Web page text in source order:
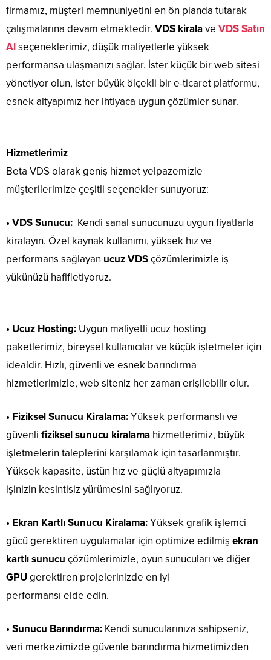
firmamız, müşteri memnuniyetini en ön planda tutarak
çalışmalarına devam etmektedir. VDS kiralave VDS Satın
Alseçeneklerimiz, düşük maliyetlerle yüksek
performansa ulaşmanızı sağlar. İster küçük bir web sitesi
yönetiyor olun, ister büyük ölçekli bir e-ticaret platformu,
esnek altyapımız her ihtiyaca uygun çözümler sunar.
Hizmetlerimiz
Beta VDS olarak geniş hizmet yelpazemizle
müşterilerimize çeşitli seçenekler sunuyoruz:
• VDS Sunucu: Kendi sanal sunucunuzu uygun fiyatlarla
kiralayın. Özel kaynak kullanımı, yüksek hız ve
performans sağlayan ucuz VDSçözümlerimizle iş
yükünüzü hafifletiyoruz.
• Ucuz Hosting: Uygun maliyetli ucuz hosting
paketlerimiz, bireysel kullanıcılar ve küçük işletmeler için
idealdir. Hızlı, güvenli ve esnek barındırma
hizmetlerimizle, web siteniz her zaman erişilebilir olur.
• Fiziksel Sunucu Kiralama:Yüksek performanslı ve
güvenli fiziksel sunucu kiralama hizmetlerimiz, büyük
işletmelerin taleplerini karşılamak için tasarlanmıştır.
Yüksek kapasite, üstün hız ve güçlü altyapımızla
işinizin kesintisiz yürümesini sağlıyoruz.
• Ekran Kartlı Sunucu Kiralama:Yüksek grafik işlemci
gücü gerektiren uygulamalar için optimize edilmiş ekran
kartlı sunucu çözümlerimizle, oyun sunucuları ve diğer
GPUgerektiren projelerinizde en iyi
performansı elde edin.
• Sunucu Barındırma: Kendi sunucularınıza sahipseniz,
veri merkezimizde güvenle barındırma hizmetimizden